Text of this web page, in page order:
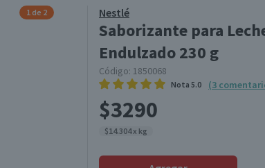
Nestlé
Saborizante para
Endulzado 230 g
Código: 1850068
Nota 5.0 (3
$3290
$14.304 x kg
1 de 2